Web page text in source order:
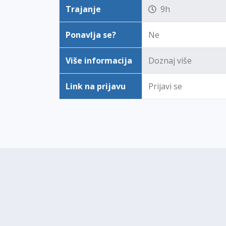
Trajanje 9h
Ponavlja se? Ne
Više informacija Doznaj više
Link na prijavu Prijavi se